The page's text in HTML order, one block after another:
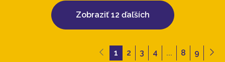
Zobraziť 12 ďaľších
1 2 3 4 ... 8 9